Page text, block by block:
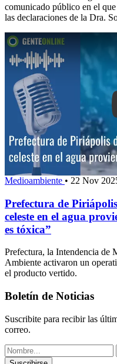
comunicado público en el
las declaraciones de la Dra.
Medioambiente • 22 Nov
Prefectura de
celeste en el agua
es tóxica”
Prefectura, la Intendencia de
Ambiente activaron un
el producto vertido.
Boletín de Noticias
Suscribite para recibir las
correo.